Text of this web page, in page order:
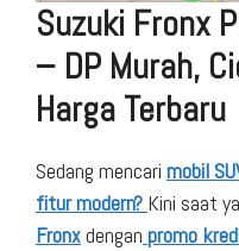
Suzuki Fronx
– DP Murah,
Harga Terbaru
Sedang mencari mobil
fitur modern? Kini saat
Fronxdengan promo